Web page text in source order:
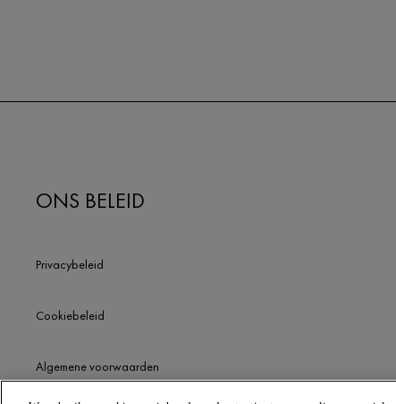
ONS BELEID
Privacybeleid
Cookiebeleid
Algemene voorwaarden